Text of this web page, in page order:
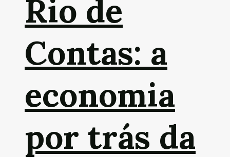
Rio de
Contas: a
economia
por trás da